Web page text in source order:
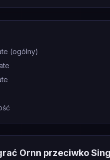
(ogólny)
Ornn przeciwko